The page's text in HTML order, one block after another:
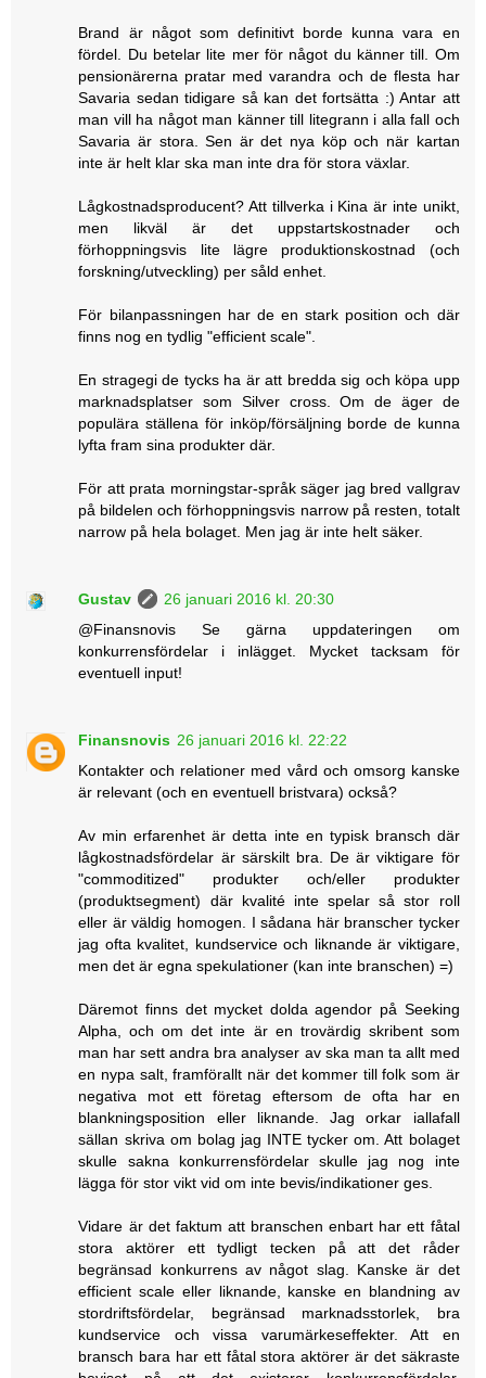
Brand är något som definitivt borde kunna vara en
fördel. Du betelar lite mer för något du känner till. Om
pensionärerna pratar med varandra och de flesta har
Savaria sedan tidigare så kan det fortsätta :) Antar att
man vill ha något man känner till litegrann i alla fall och
Savaria är stora. Sen är det nya köp och när kartan
inte är helt klar ska man inte dra för stora växlar.
Lågkostnadsproducent? Att tillverka i Kina är inte unikt,
men likväl är det uppstartskostnader och
förhoppningsvis lite lägre produktionskostnad (och
forskning/utveckling) per såld enhet.
För bilanpassningen har de en stark position och där
finns nog en tydlig "efficient scale".
En stragegi de tycks ha är att bredda sig och köpa upp
marknadsplatser som Silver cross. Om de äger de
populära ställena för inköp/försäljning borde de kunna
lyfta fram sina produkter där.
För att prata morningstar-språk säger jag bred vallgrav
på bildelen och förhoppningsvis narrow på resten, totalt
narrow på hela bolaget. Men jag är inte helt säker.
Gustav
26 januari 2016 kl. 20:30
@Finansnovis Se gärna uppdateringen om
konkurrensfördelar i inlägget. Mycket tacksam för
eventuell input!
Finansnovis 26 januari 2016 kl. 22:22
Kontakter och relationer med vård och omsorg kanske
är relevant (och en eventuell bristvara) också?
Av min erfarenhet är detta inte en typisk bransch där
lågkostnadsfördelar är särskilt bra. De är viktigare för
"commoditized" produkter och/eller produkter
(produktsegment) där kvalité inte spelar så stor roll
eller är väldig homogen. I sådana här branscher tycker
jag ofta kvalitet, kundservice och liknande är viktigare,
men det är egna spekulationer (kan inte branschen) =)
Däremot finns det mycket dolda agendor på Seeking
Alpha, och om det inte är en trovärdig skribent som
man har sett andra bra analyser av ska man ta allt med
en nypa salt, framförallt när det kommer till folk som är
negativa mot ett företag eftersom de ofta har en
blankningsposition eller liknande. Jag orkar iallafall
sällan skriva om bolag jag INTE tycker om. Att bolaget
skulle sakna konkurrensfördelar skulle jag nog inte
lägga för stor vikt vid om inte bevis/indikationer ges.
Vidare är det faktum att branschen enbart har ett fåtal
stora aktörer ett tydligt tecken på att det råder
begränsad konkurrens av något slag. Kanske är det
efficient scale eller liknande, kanske en blandning av
stordriftsfördelar, begränsad marknadsstorlek, bra
kundservice och vissa varumärkeseffekter. Att en
bransch bara har ett fåtal stora aktörer är det säkraste